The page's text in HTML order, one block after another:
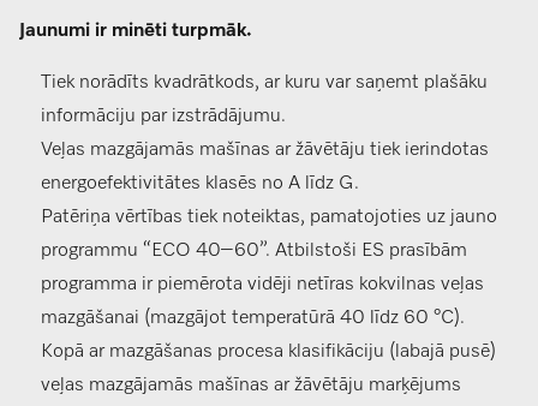
Jaunumi ir minēti turpmāk.
Tiek norādīts kvadrātkods, ar kuru var saņemt plašāku
informāciju par izstrādājumu.
Veļas mazgājamās mašīnas ar žāvētāju tiek ierindotas
energoefektivitātes klasēs no A līdz G.
Patēriņa vērtības tiek noteiktas, pamatojoties uz jauno
programmu “ECO 40–60”. Atbilstoši ES prasībām
programma ir piemērota vidēji netīras kokvilnas veļas
mazgāšanai (mazgājot temperatūrā 40 līdz 60 °C).
Kopā ar mazgāšanas procesa klasifikāciju (labajā pusē)
veļas mazgājamās mašīnas ar žāvētāju marķējums